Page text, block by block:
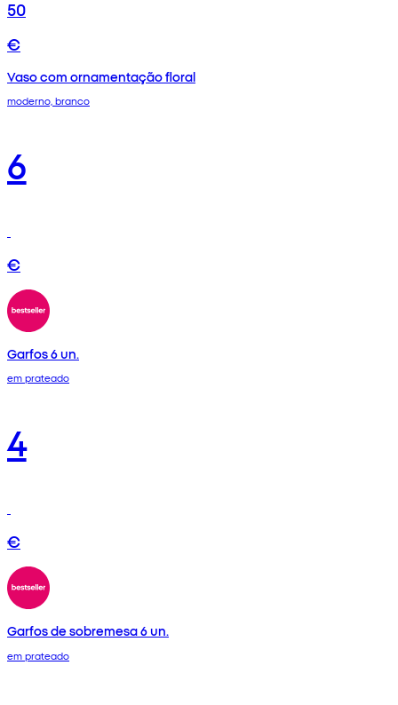
50
€
Vaso com ornamentação floral
moderno, branco
6
€
Garfos 6 un.
em prateado
4
€
Garfos de sobremesa 6 un.
em prateado